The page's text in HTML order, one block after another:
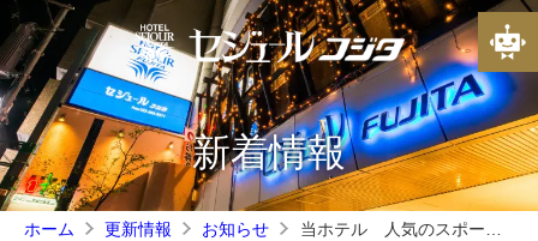
新着情報
ホーム 更新情報 お知らせ